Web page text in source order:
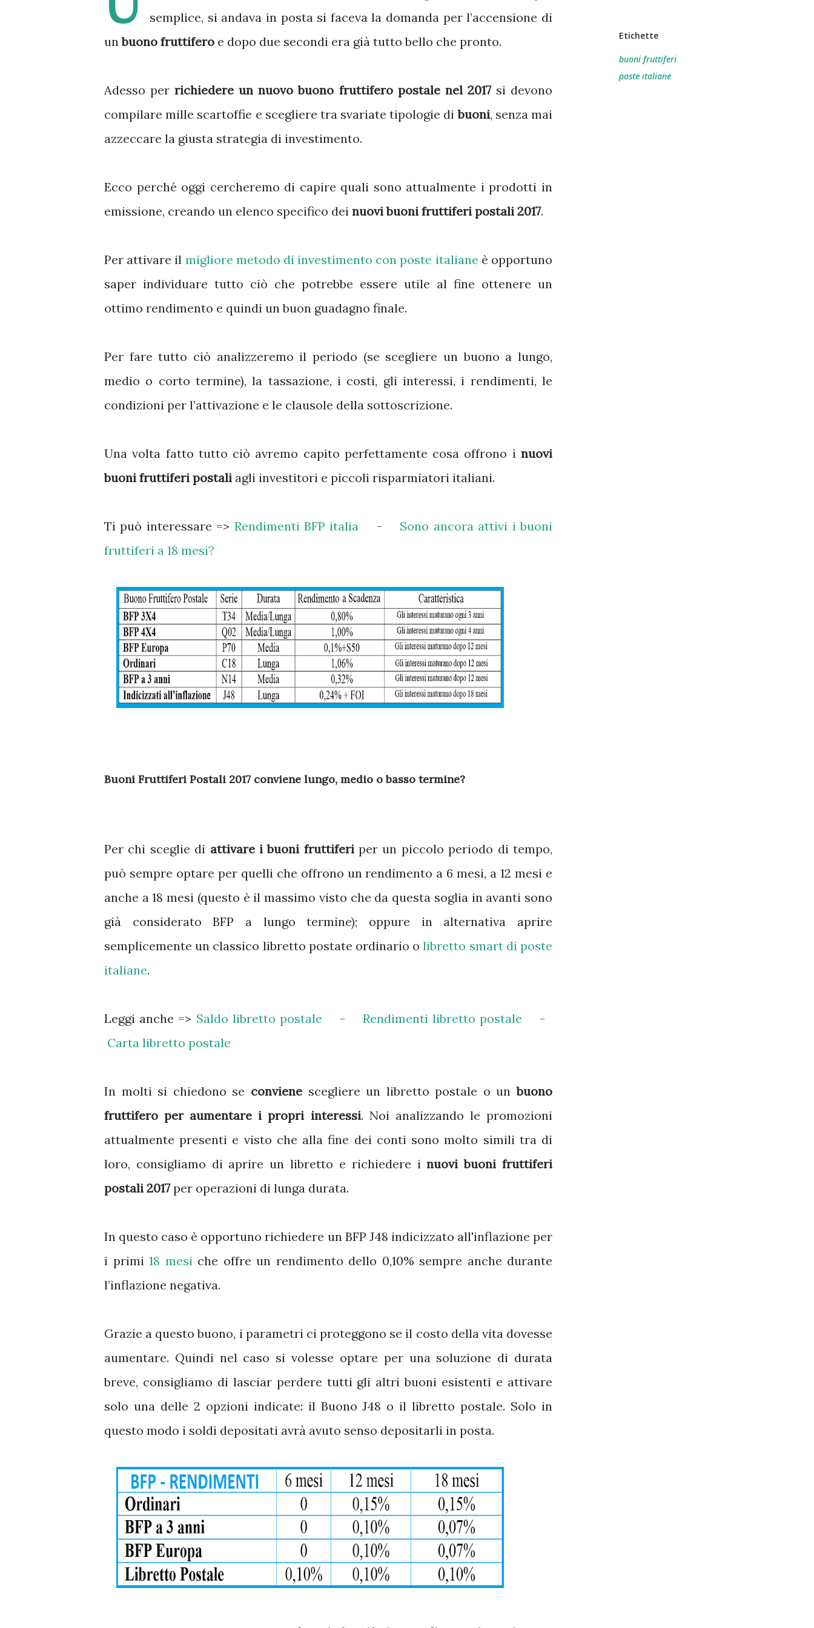
semplice, si andava in posta si faceva la domanda per l’accensione di
unbuono fruttifero e dopo due secondi era già tutto bello che pronto.
Adesso perrichiedere un nuovo buono fruttifero postale nel 2017si devono
compilare mille scartoffie e scegliere tra svariate tipologie dibuoni, senza mai
azzeccare la giusta strategia di investimento.
Ecco perché oggi cercheremo di capire quali sono attualmente i prodotti in
emissione, creando un elenco specifico dei nuovi buoni fruttiferi postali 2017.
Per attivare il migliore metodo di investimento con poste italiane è opportuno
saper individuare tutto ciò che potrebbe essere utile al fine ottenere un
ottimo rendimento e quindi un buon guadagno finale.
Per fare tutto ciò analizzeremo il periodo (se scegliere un buono a lungo,
medio o corto termine), la tassazione, i costi, gli interessi, i rendimenti, le
condizioni per l’attivazione e le clausole della sottoscrizione.
Una volta fatto tutto ciò avremo capito perfettamente cosa offrono i nuovi
buoni fruttiferi postali agli investitori e piccoli risparmiatori italiani.
Ti può interessare => Rendimenti BFP italia - Sono ancora attivi i buoni
fruttiferi a 18 mesi?
Buoni Fruttiferi Postali 2017 conviene lungo, medio o basso termine?
Per chi sceglie di attivare i buoni fruttiferiper un piccolo periodo di tempo,
può sempre optare per quelli che offrono un rendimento a 6 mesi, a 12 mesi e
anche a 18 mesi (questo è il massimo visto che da questa soglia in avanti sono
già considerato BFP a lungo termine); oppure in alternativa aprire
semplicemente un classico libretto postate ordinario olibretto smart di poste
italiane.
Leggi anche => Saldo libretto postale - Rendimenti libretto postale -
Carta libretto postale
In molti si chiedono se convienescegliere un libretto postale o unbuono
fruttifero per aumentare i propri interessi. Noi analizzando le promozioni
attualmente presenti e visto che alla fine dei conti sono molto simili tra di
loro, consigliamo di aprire un libretto e richiedere inuovi buoni fruttiferi
postali 2017per operazioni di lunga durata.
In questo caso è opportuno richiedere un BFP J48 indicizzato all'inflazione per
i primi 18 mesiche offre un rendimento dello 0,10% sempre anche durante
l’inflazione negativa.
Grazie a questo buono, i parametri ci proteggono se il costo della vita dovesse
aumentare. Quindi nel caso si volesse optare per una soluzione di durata
breve, consigliamo di lasciar perdere tutti gli altri buoni esistenti e attivare
solo una delle 2 opzioni indicate: il Buono J48 o il libretto postale. Solo in
questo modo i soldi depositati avrà avuto senso depositarli in posta.
Etichette
buoni fruttiferi
poste italiane